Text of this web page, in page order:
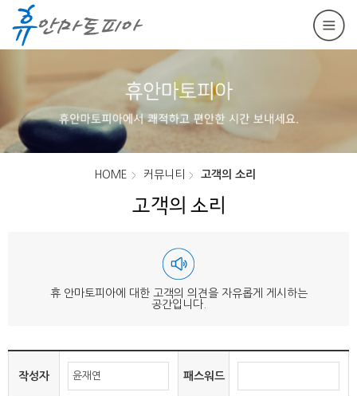
HOME 커뮤니티 고객의 소리
고객의 소리
휴 안마토피아에 대한 고객의 의견을 자유롭게 게시하는
공간입니다.
작성자 패스워드